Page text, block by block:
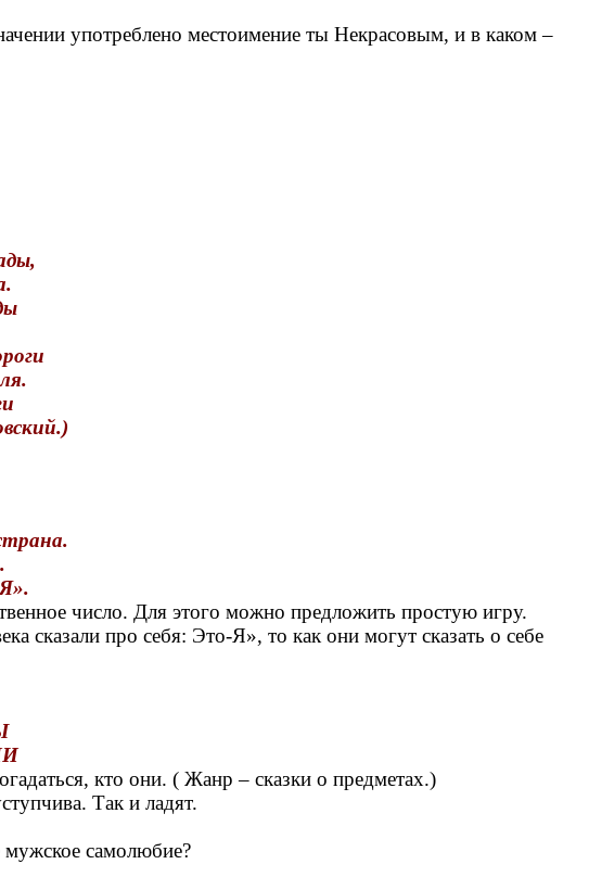
употреблено местоимение ты Некрасовым, и в каком –
число. Для этого можно предложить простую игру.
про себя: Это-Я», то как они могут сказать о себе
кто они. ( Жанр – сказки о предметах.)
Так и ладят.
мужское самолюбие?